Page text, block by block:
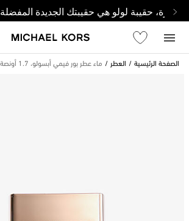
وصغيرة، حقيبة لولو هي حقيبتك الجديدة المفضلة
الصفحة الرئيسية العطر ماء عطر بور فيمي أبسولو، 1.7 أونصة